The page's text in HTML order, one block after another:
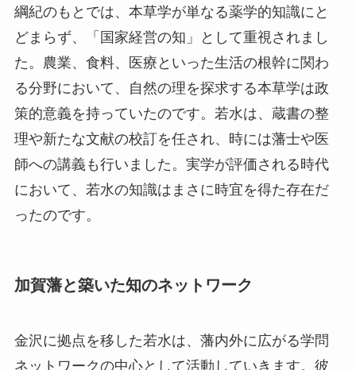
綱紀のもとでは、本草学が単なる薬学的知識にと
どまらず、「国家経営の知」として重視されまし
た。農業、食料、医療といった生活の根幹に関わ
る分野において、自然の理を探求する本草学は政
策的意義を持っていたのです。若水は、蔵書の整
理や新たな文献の校訂を任され、時には藩士や医
師への講義も行いました。実学が評価される時代
において、若水の知識はまさに時宜を得た存在だ
ったのです。
加賀藩と築いた知のネットワーク
金沢に拠点を移した若水は、藩内外に広がる学問
ネットワークの中心として活動していきます。彼